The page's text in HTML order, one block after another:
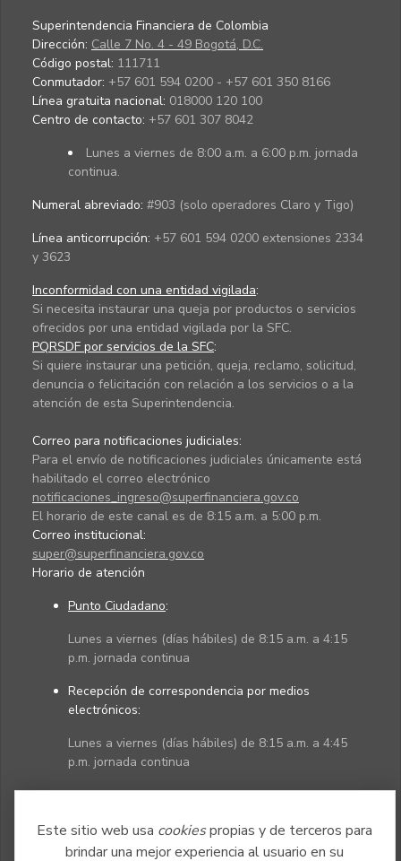
Este sitio web usa cookiespropias y de terceros para
brindar una mejor experiencia al usuario en su
Superintendencia Financiera de Colombia
Dirección: Calle 7 No. 4 - 49 Bogotá, D.C.
Código postal: 111711
Conmutador: +57 601 594 0200 - +57 601 350 8166
Línea gratuita nacional: 018000 120 100
Centro de contacto: +57 601 307 8042
Lunes a viernes de 8:00 a.m. a 6:00 p.m. jornada
continua.
Numeral abreviado: #903 (solo operadores Claro y Tigo)
Línea anticorrupción: +57 601 594 0200 extensiones 2334
y 3623
Inconformidad con una entidad vigilada:
Si necesita instaurar una queja por productos o servicios
ofrecidos por una entidad vigilada por la SFC.
PQRSDF por servicios de la SFC:
Si quiere instaurar una petición, queja, reclamo, solicitud,
denuncia o felicitación con relación a los servicios o a la
atención de esta Superintendencia.
Correo para notificaciones judiciales:
Para el envío de notificaciones judiciales únicamente está
habilitado el correo electrónico
notificaciones_ingreso@superfinanciera.gov.co
El horario de este canal es de 8:15 a.m. a 5:00 p.m.
Correo institucional:
super@superfinanciera.gov.co
Horario de atención
Punto Ciudadano:
Lunes a viernes (días hábiles) de 8:15 a.m. a 4:15
p.m. jornada continua
Recepción de correspondencia por medios
electrónicos:
Lunes a viernes (días hábiles) de 8:15 a.m. a 4:45
p.m. jornada continua